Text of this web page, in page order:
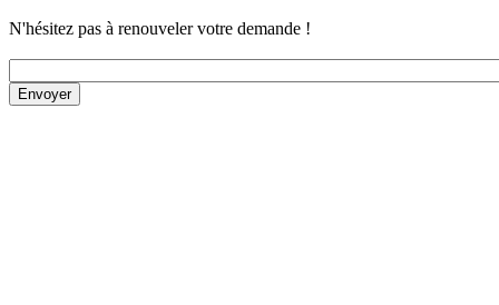
N'hésitez pas à renouveler votre demande !